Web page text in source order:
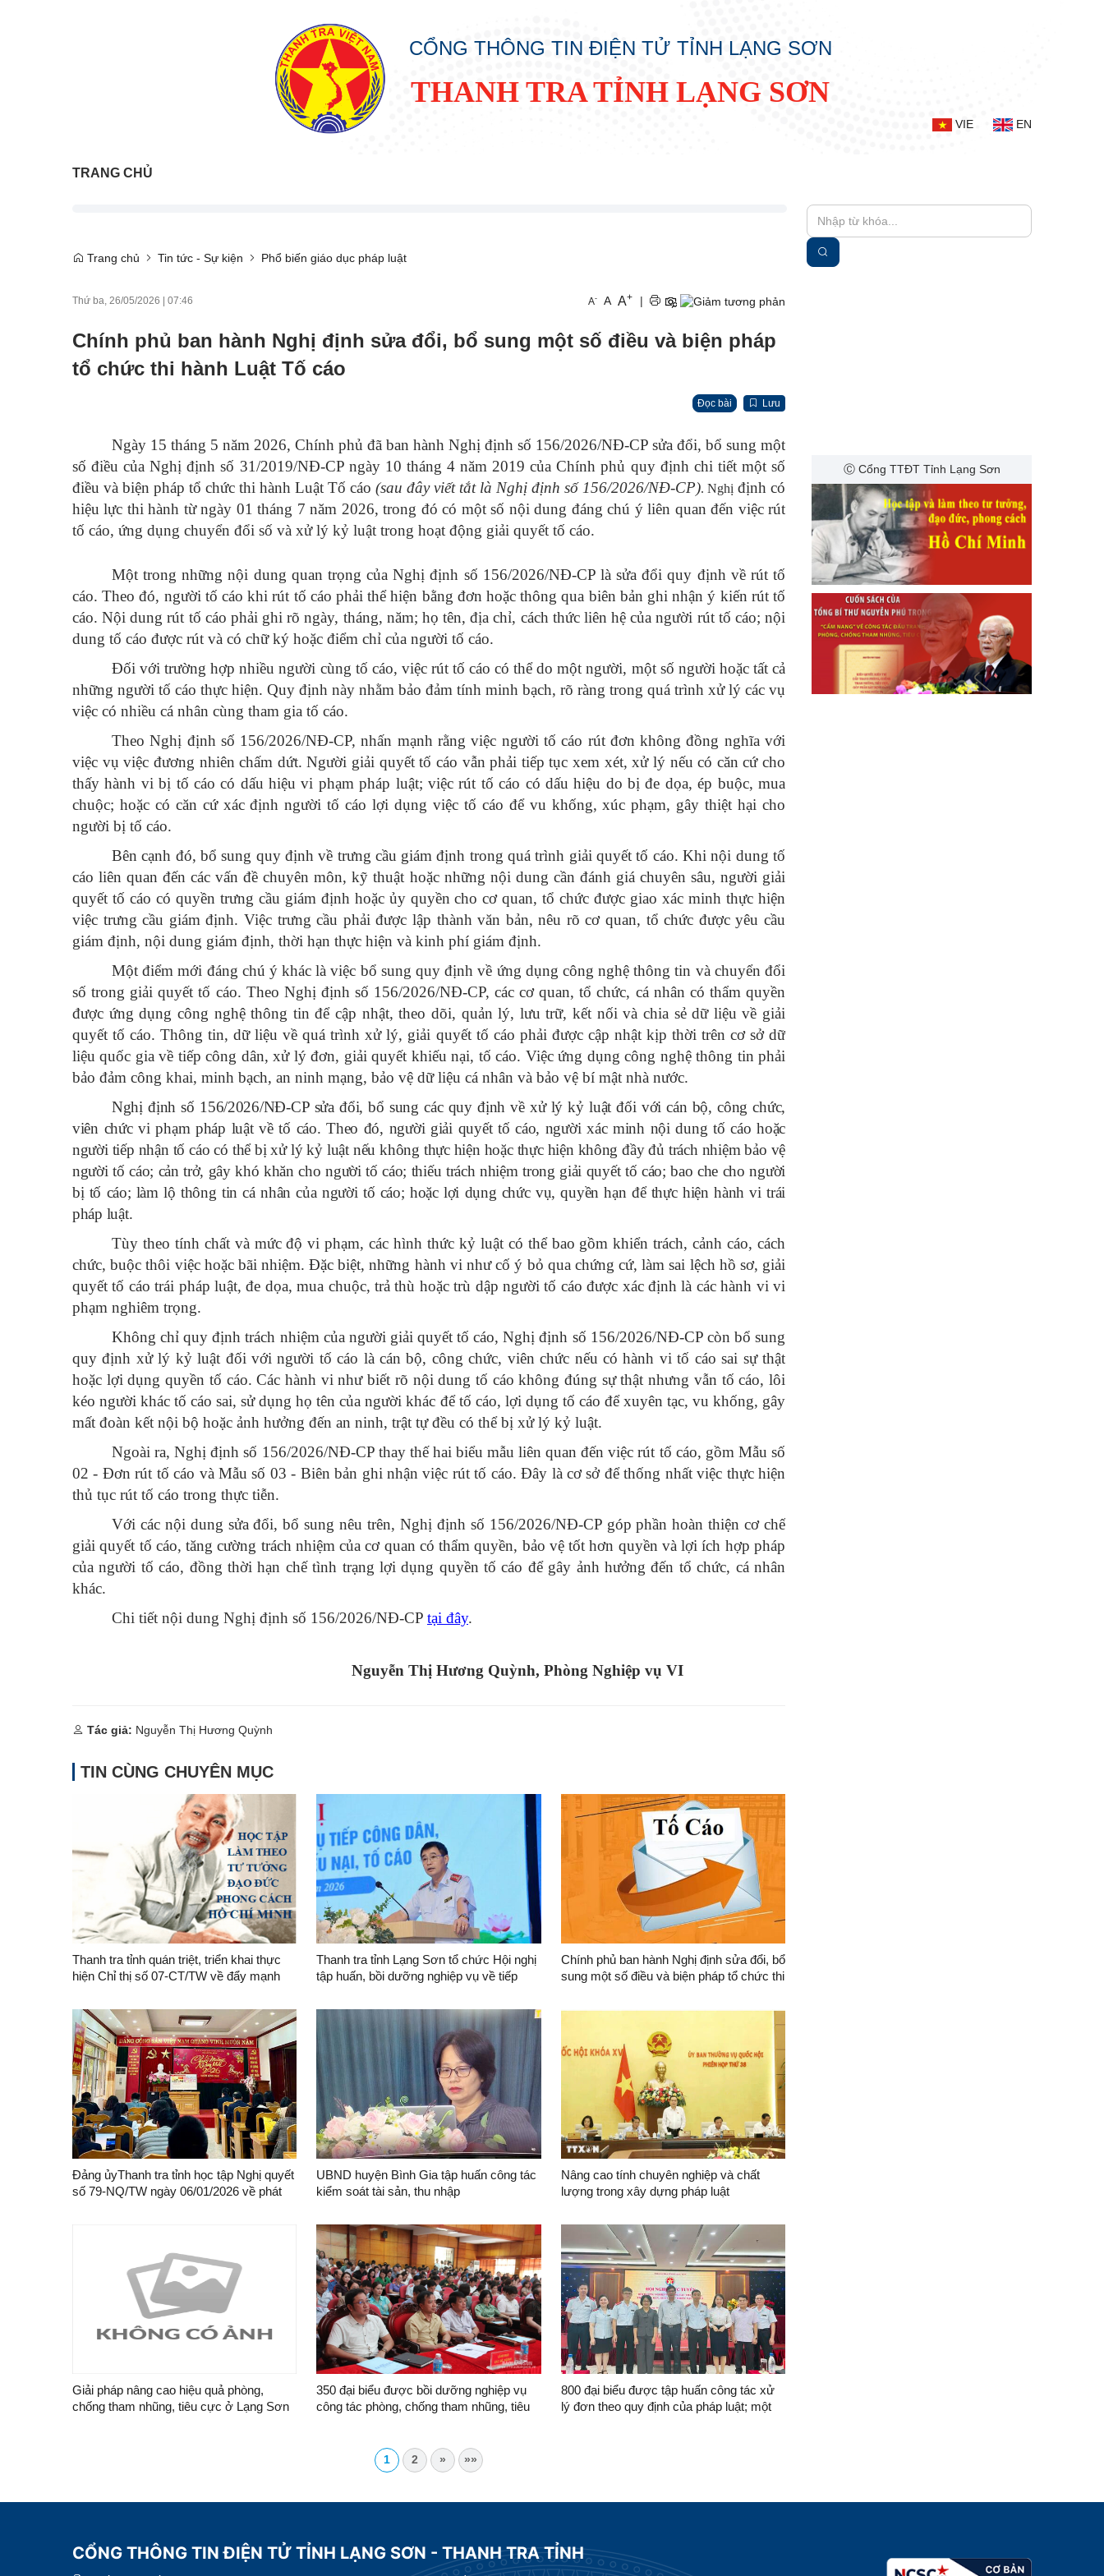
CỔNG THÔNG TIN ĐIỆN TỬ TỈNH LẠNG SƠN
THANH TRA TỈNH LẠNG SƠN
VIE EN
TRANG CHỦ
Trang chủ Tin tức - Sự kiện Phổ biến giáo dục pháp luật
Thứ ba, 26/05/2026 | 07:46 A- A A+ |
Chính phủ ban hành Nghị định sửa đổi, bổ sung một số điều và biện pháp
tổ chức thi hành Luật Tố cáo
Đọc bài Lưu
Ngày 15 tháng 5 năm 2026, Chính phủ đã ban hành Nghị định số 156/2026/NĐ-CP sửa đổi, bổ sung một
số điều của Nghị định số 31/2019/NĐ-CP ngày 10 tháng 4 năm 2019 của Chính phủ quy định chi tiết một số
điều và biện pháp tổ chức thi hành Luật Tố cáo (sau đây viết tắt là Nghị định số 156/2026/NĐ-CP). Nghị định có
hiệu lực thi hành từ ngày 01 tháng 7 năm 2026, trong đó có một số nội dung đáng chú ý liên quan đến việc rút
tố cáo, ứng dụng chuyển đổi số và xử lý kỷ luật trong hoạt động giải quyết tố cáo.
Một trong những nội dung quan trọng của Nghị định số 156/2026/NĐ-CP là sửa đổi quy định về rút tố
cáo. Theo đó, người tố cáo khi rút tố cáo phải thể hiện bằng đơn hoặc thông qua biên bản ghi nhận ý kiến rút tố
cáo. Nội dung rút tố cáo phải ghi rõ ngày, tháng, năm; họ tên, địa chỉ, cách thức liên hệ của người rút tố cáo; nội
dung tố cáo được rút và có chữ ký hoặc điểm chỉ của người tố cáo.
Đối với trường hợp nhiều người cùng tố cáo, việc rút tố cáo có thể do một người, một số người hoặc tất cả
những người tố cáo thực hiện. Quy định này nhằm bảo đảm tính minh bạch, rõ ràng trong quá trình xử lý các vụ
việc có nhiều cá nhân cùng tham gia tố cáo.
Theo Nghị định số 156/2026/NĐ-CP, nhấn mạnh rằng việc người tố cáo rút đơn không đồng nghĩa với
việc vụ việc đương nhiên chấm dứt. Người giải quyết tố cáo vẫn phải tiếp tục xem xét, xử lý nếu có căn cứ cho
thấy hành vi bị tố cáo có dấu hiệu vi phạm pháp luật; việc rút tố cáo có dấu hiệu do bị đe dọa, ép buộc, mua
chuộc; hoặc có căn cứ xác định người tố cáo lợi dụng việc tố cáo để vu khống, xúc phạm, gây thiệt hại cho
người bị tố cáo.
Bên cạnh đó, bổ sung quy định về trưng cầu giám định trong quá trình giải quyết tố cáo. Khi nội dung tố
cáo liên quan đến các vấn đề chuyên môn, kỹ thuật hoặc những nội dung cần đánh giá chuyên sâu, người giải
quyết tố cáo có quyền trưng cầu giám định hoặc ủy quyền cho cơ quan, tổ chức được giao xác minh thực hiện
việc trưng cầu giám định. Việc trưng cầu phải được lập thành văn bản, nêu rõ cơ quan, tổ chức được yêu cầu
giám định, nội dung giám định, thời hạn thực hiện và kinh phí giám định.
Một điểm mới đáng chú ý khác là việc bổ sung quy định về ứng dụng công nghệ thông tin và chuyển đổi
số trong giải quyết tố cáo. Theo Nghị định số 156/2026/NĐ-CP, các cơ quan, tổ chức, cá nhân có thẩm quyền
được ứng dụng công nghệ thông tin để cập nhật, theo dõi, quản lý, lưu trữ, kết nối và chia sẻ dữ liệu về giải
quyết tố cáo. Thông tin, dữ liệu về quá trình xử lý, giải quyết tố cáo phải được cập nhật kịp thời trên cơ sở dữ
liệu quốc gia về tiếp công dân, xử lý đơn, giải quyết khiếu nại, tố cáo. Việc ứng dụng công nghệ thông tin phải
bảo đảm công khai, minh bạch, an ninh mạng, bảo vệ dữ liệu cá nhân và bảo vệ bí mật nhà nước.
Nghị định số 156/2026/NĐ-CP sửa đổi, bổ sung các quy định về xử lý kỷ luật đối với cán bộ, công chức,
viên chức vi phạm pháp luật về tố cáo. Theo đó, người giải quyết tố cáo, người xác minh nội dung tố cáo hoặc
người tiếp nhận tố cáo có thể bị xử lý kỷ luật nếu không thực hiện hoặc thực hiện không đầy đủ trách nhiệm bảo vệ
người tố cáo; cản trở, gây khó khăn cho người tố cáo; thiếu trách nhiệm trong giải quyết tố cáo; bao che cho người
bị tố cáo; làm lộ thông tin cá nhân của người tố cáo; hoặc lợi dụng chức vụ, quyền hạn để thực hiện hành vi trái
pháp luật.
Tùy theo tính chất và mức độ vi phạm, các hình thức kỷ luật có thể bao gồm khiển trách, cảnh cáo, cách
chức, buộc thôi việc hoặc bãi nhiệm. Đặc biệt, những hành vi như cố ý bỏ qua chứng cứ, làm sai lệch hồ sơ, giải
quyết tố cáo trái pháp luật, đe dọa, mua chuộc, trả thù hoặc trù dập người tố cáo được xác định là các hành vi vi
phạm nghiêm trọng.
Không chỉ quy định trách nhiệm của người giải quyết tố cáo, Nghị định số 156/2026/NĐ-CP còn bổ sung
quy định xử lý kỷ luật đối với người tố cáo là cán bộ, công chức, viên chức nếu có hành vi tố cáo sai sự thật
hoặc lợi dụng quyền tố cáo. Các hành vi như biết rõ nội dung tố cáo không đúng sự thật nhưng vẫn tố cáo, lôi
kéo người khác tố cáo sai, sử dụng họ tên của người khác để tố cáo, lợi dụng tố cáo để xuyên tạc, vu khống, gây
mất đoàn kết nội bộ hoặc ảnh hưởng đến an ninh, trật tự đều có thể bị xử lý kỷ luật.
Ngoài ra, Nghị định số 156/2026/NĐ-CP thay thế hai biểu mẫu liên quan đến việc rút tố cáo, gồm Mẫu số
02 - Đơn rút tố cáo và Mẫu số 03 - Biên bản ghi nhận việc rút tố cáo. Đây là cơ sở để thống nhất việc thực hiện
thủ tục rút tố cáo trong thực tiễn.
Với các nội dung sửa đổi, bổ sung nêu trên, Nghị định số 156/2026/NĐ-CP góp phần hoàn thiện cơ chế
giải quyết tố cáo, tăng cường trách nhiệm của cơ quan có thẩm quyền, bảo vệ tốt hơn quyền và lợi ích hợp pháp
của người tố cáo, đồng thời hạn chế tình trạng lợi dụng quyền tố cáo để gây ảnh hưởng đến tổ chức, cá nhân
khác.
Chi tiết nội dung Nghị định số 156/2026/NĐ-CP tại đây.
Nguyễn Thị Hương Quỳnh, Phòng Nghiệp vụ VI
Tác giả: Nguyễn Thị Hương Quỳnh
TIN CÙNG CHUYÊN MỤC
Thanh tra tỉnh quán triệt, triển khai thực
hiện Chỉ thị số 07-CT/TW về đẩy mạnh
phương pháp, phong cách Hồ Chí Minh
trong giai đoạn phát triển mới
Thanh tra tỉnh Lạng Sơn tổ chức Hội nghị
tập huấn, bồi dưỡng nghiệp vụ về tiếp
tố cáo và công tác phòng, chống tham
nhũng, lãng phí, tiêu cực năm 2026
Chính phủ ban hành Nghị định sửa đổi, bổ
sung một số điều và biện pháp tổ chức thi
Đảng ủyThanh tra tỉnh học tập Nghị quyết
số 79-NQ/TW ngày 06/01/2026 về phát
80-NQ/TW ngày 07/01/2026 về phát triển
UBND huyện Bình Gia tập huấn công tác
kiểm soát tài sản, thu nhập
Nâng cao tính chuyên nghiệp và chất
lượng trong xây dựng pháp luật
Giải pháp nâng cao hiệu quả phòng,
chống tham nhũng, tiêu cực ở Lạng Sơn
350 đại biểu được bồi dưỡng nghiệp vụ
công tác phòng, chống tham nhũng, tiêu
800 đại biểu được tập huấn công tác xử
lý đơn theo quy định của pháp luật; một
1 2 » »»
Ⓒ Cổng TTĐT Tỉnh Lạng Sơn
CỔNG THÔNG TIN ĐIỆN TỬ TỈNH LẠNG SƠN - THANH TRA TỈNH